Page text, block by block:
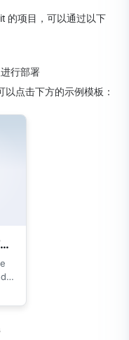
的项目，可以通过以下
行部署
以点击下方的示例模板：